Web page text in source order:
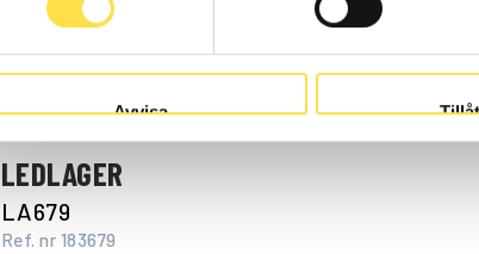
Avvisa
TA923
Ref. nr4864923
LEDLAGER
LA679
Ref. nr 183679